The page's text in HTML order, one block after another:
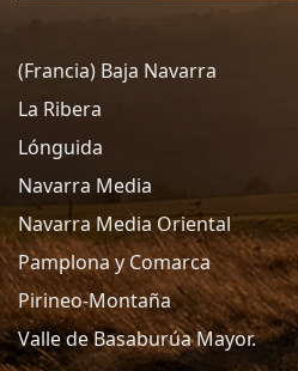
(Francia) Baja Navarra
La Ribera
Lónguida
Navarra Media
Navarra Media Oriental
Pamplona y Comarca
Pirineo-Montaña
Valle de Basaburúa Mayor.